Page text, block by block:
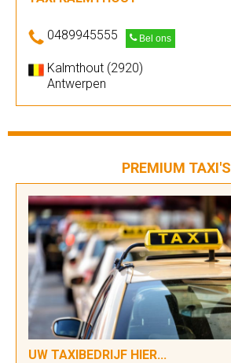
0489945555 Bel ons
Kalmthout (2920)
Antwerpen
PREMIUM TAXI'S
UW TAXIBEDRIJF HIER...